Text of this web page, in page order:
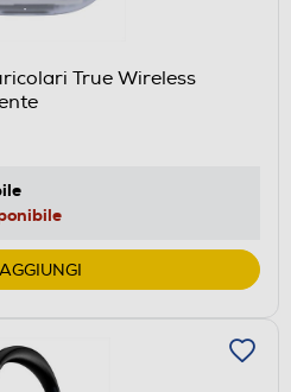
True Wireless
AGGIUNGI